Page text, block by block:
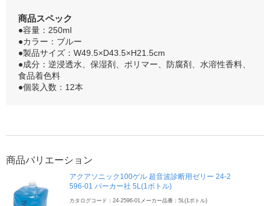
商品スペック
●容量：250ml
●カラー：ブルー
●製品サイズ：W49.5×D43.5×H21.5cm
●成分：逆浸透水、保湿剤、ポリマー、防腐剤、水溶性香料、
食品着色料
●個装入数：12本
商品バリエーション
アクアソニック100ゲル 超音波診断用ゼリー 24-2
596-01 パーカー社 5L(1ボトル)
カタログコード：24-2596-01メーカー品番：5L(1ボトル)